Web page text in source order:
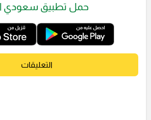
حمل تطبيق سعودي
التعليقات